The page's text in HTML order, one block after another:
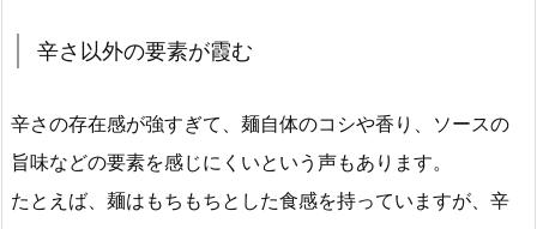
辛さ以外の要素が霞む
辛さの存在感が強すぎて、麺自体のコシや香り、ソースの
旨味などの要素を感じにくいという声もあります。
たとえば、麺はもちもちとした食感を持っていますが、辛